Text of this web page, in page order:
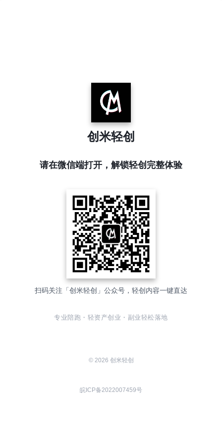
创米轻创
请在微信端打开，解锁轻创完整体验
扫码关注「创米轻创」公众号，轻创内容一键直达
专业陪跑・轻资产创业・副业轻松落地
© 2026 创米轻创
皖ICP备2022007459号